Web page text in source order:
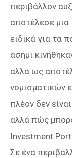
περιβάλλον
αποτέλεσε μια
ειδικά για τα
ασήμι
αλλά ως
νομισματικών
πλέον δεν
αλλά πώς
Investment
Σε ένα